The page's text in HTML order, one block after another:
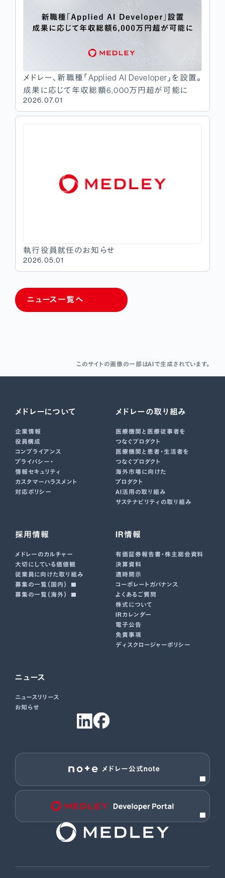
ニュース一覧へ
メドレー、新職種「Applied AI Developer」を設置。
成果に応じて年収総額6,000万円超が可能に
2026.07.01
執行役員就任のお知らせ
2026.05.01
このサイトの画像の一部はAIで生成されています。
メドレーについて
企業情報
役員構成
コンプライアンス
プライバシー・
情報セキュリティ
カスタマーハラスメント
対応ポリシー
メドレーの取り組み
医療機関と医療従事者を
つなぐプロダクト
医療機関と患者・生活者を
つなぐプロダクト
海外市場に向けた
プロダクト
AI活用の取り組み
サステナビリティの取り組み
採用情報
メドレーのカルチャー
大切にしている価値観
従業員に向けた取り組み
募集の一覧（国内）
募集の一覧（海外）
IR情報
有価証券報告書･株主総会資料
決算資料
適時開示
コーポレートガバナンス
よくあるご質問
株式について
IRカレンダー
電子公告
免責事項
ディスクロージャーポリシー
ニュース
ニュースリリース
お知らせ
メドレー公式note